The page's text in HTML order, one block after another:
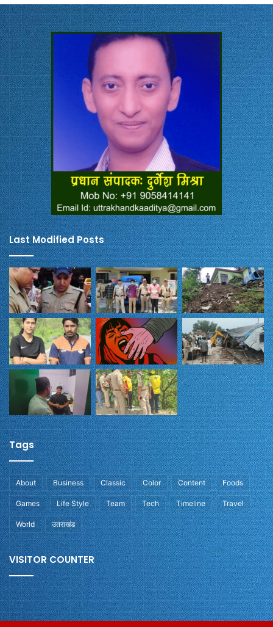
Last Modified Posts
Tags
About Business Classic Color Content Foods
Games Life Style Team Tech Timeline Travel
World उतराखंड
VISITOR COUNTER